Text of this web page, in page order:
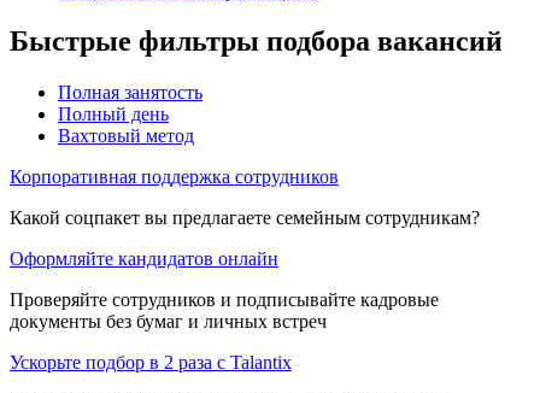
Быстрые фильтры подбора вакансий
Полная занятость
Полный день
Вахтовый метод
Корпоративная поддержка сотрудников
Какой соцпакет вы предлагаете семейным сотрудникам?
Оформляйте кандидатов онлайн
Проверяйте сотрудников и подписывайте кадровые
документы без бумаг и личных встреч
Ускорьте подбор в 2 раза с Talantix